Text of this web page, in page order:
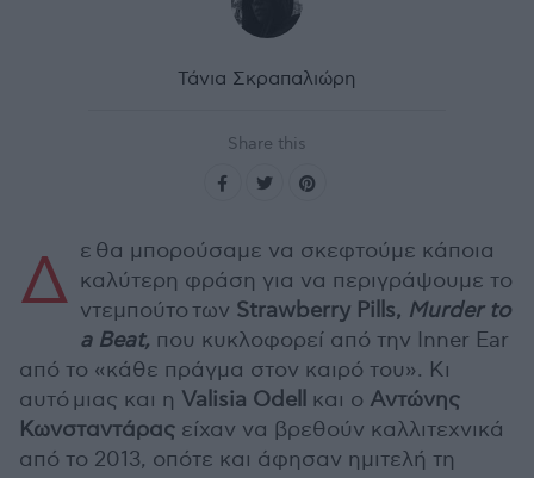
Τάνια Σκραπαλιώρη
Share this
Δ ε θα μπορούσαμε να σκεφτούμε κάποια
καλύτερη φράση για να περιγράψουμε το
ντεμπούτο των Strawberry Pills, Murder to
a Beat, που κυκλοφορεί από την Inner Ear
από το «κάθε πράγμα στον καιρό του». Κι
αυτό μιας και η Valisia Odell και ο Αντώνης
Κωνσταντάρας είχαν να βρεθούν καλλιτεχνικά
από το 2013, οπότε και άφησαν ημιτελή τη